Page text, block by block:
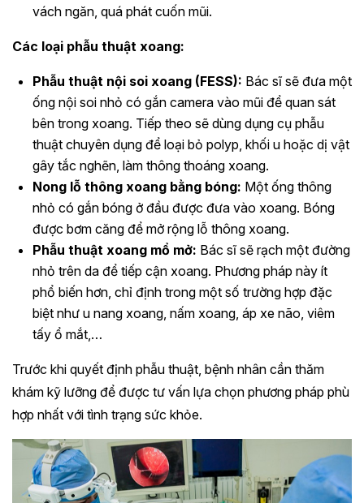
vách ngăn, quá phát cuốn mũi.
Các loại phẫu thuật xoang:
Phẫu thuật nội soi xoang (FESS): Bác sĩ sẽ đưa một
ống nội soi nhỏ có gắn camera vào mũi để quan sát
bên trong xoang. Tiếp theo sẽ dùng dụng cụ phẫu
thuật chuyên dụng để loại bỏ polyp, khối u hoặc dị vật
gây tắc nghẽn, làm thông thoáng xoang.
Nong lỗ thông xoang bằng bóng: Một ống thông
nhỏ có gắn bóng ở đầu được đưa vào xoang. Bóng
được bơm căng để mở rộng lỗ thông xoang.
Phẫu thuật xoang mổ mở: Bác sĩ sẽ rạch một đường
nhỏ trên da để tiếp cận xoang. Phương pháp này ít
phổ biến hơn, chỉ định trong một số trường hợp đặc
biệt như u nang xoang, nấm xoang, áp xe não, viêm
tấy ổ mắt,…
Trước khi quyết định phẫu thuật, bệnh nhân cần thăm
khám kỹ lưỡng để được tư vấn lựa chọn phương pháp phù
hợp nhất với tình trạng sức khỏe.